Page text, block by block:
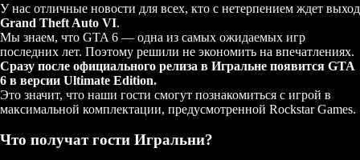
У нас отличные новости для всех, кто с нетерпением ждет выход
Grand Theft Auto VI.
Мы знаем, что GTA 6 — одна из самых ожидаемых игр
последних лет. Поэтому решили не экономить на впечатлениях.
Сразу после официального релиза в Игральне появится GTA
6 в версии Ultimate Edition.
Это значит, что наши гости смогут познакомиться с игрой в
максимальной комплектации, предусмотренной Rockstar Games.
Что получат гости Игральни?